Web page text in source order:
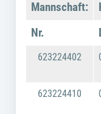
Mannschaft:
Nr.
623224402
623224410